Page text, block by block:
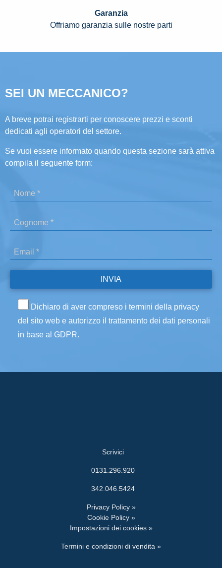
Garanzia
Offriamo garanzia sulle nostre parti
SEI UN MECCANICO?
A breve potrai registrarti per conoscere prezzi e sconti
dedicati agli operatori del settore.
Se vuoi essere informato quando questa sezione sarà attiva
compila il seguente form:
Dichiaro di aver compreso i termini della privacy
del sito web e autorizzo il trattamento dei dati personali
in base al GDPR.
Scrivici
0131.296.920
342.046.5424
Privacy Policy »
Cookie Policy »
Impostazioni dei cookies »
Termini e condizioni di vendita »